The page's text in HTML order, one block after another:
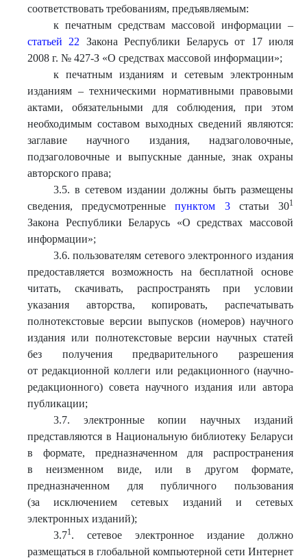
соответствовать требованиям, предъявляемым:
к печатным средствам массовой информации –
статьей 22 Закона Республики Беларусь от 17 июля
2008 г. № 427-З «О средствах массовой информации»;
к печатным изданиям и сетевым электронным
изданиям – техническими нормативными правовыми
актами, обязательными для соблюдения, при этом
необходимым составом выходных сведений являются:
заглавие научного издания, надзаголовочные,
подзаголовочные и выпускные данные, знак охраны
авторского права;
3.5. в сетевом издании должны быть размещены
сведения, предусмотренныепунктом 3статьи 301
Закона Республики Беларусь «О средствах массовой
информации»;
3.6. пользователям сетевого электронного издания
предоставляется возможность на бесплатной основе
читать, скачивать, распространять при условии
указания авторства, копировать, распечатывать
полнотекстовые версии выпусков (номеров) научного
издания или полнотекстовые версии научных статей
без получения предварительного разрешения
от редакционной коллеги или редакционного (научно-
редакционного) совета научного издания или автора
публикации;
3.7. электронные копии научных изданий
представляются в Национальную библиотеку Беларуси
в формате, предназначенном для распространения
в неизменном виде, или в другом формате,
предназначенном для публичного пользования
(за исключением сетевых изданий и сетевых
электронных изданий);
3.71. сетевое электронное издание должно
размещаться в глобальной компьютерной сети Интернет